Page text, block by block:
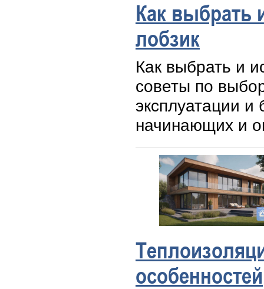
Как выбрать
лобзик
Как выбрать и
советы по
эксплуатации
начинающих и
особенностей